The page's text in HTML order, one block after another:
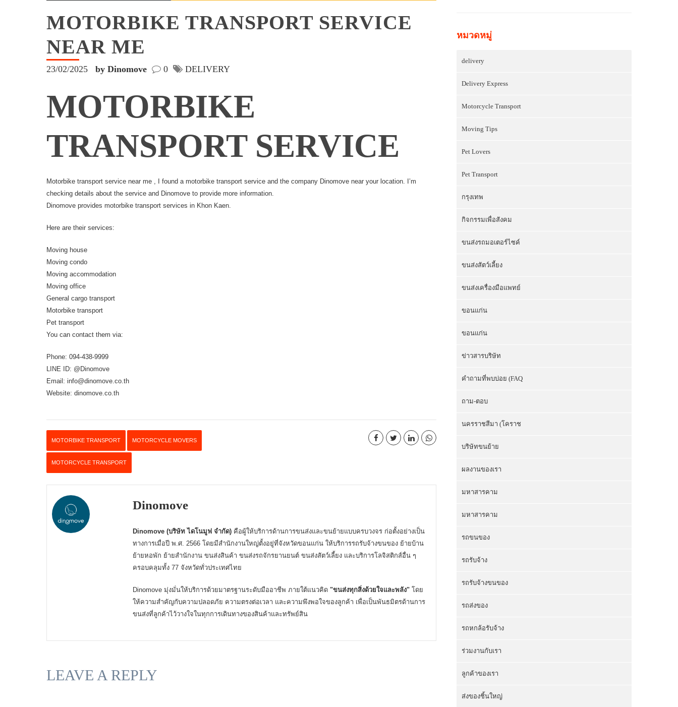
MOTORBIKE TRANSPORT SERVICE
NEAR ME
23/02/2025 by Dinomove 0 DELIVERY
MOTORBIKE
TRANSPORT SERVICE
Motorbike transport service near me , I found a motorbike transport service and the company Dinomove near your location. I’m
checking details about the service and Dinomove to provide more information.
Dinomove provides motorbike transport services in Khon Kaen.
Here are their services:
Moving house
Moving condo
Moving accommodation
Moving office
General cargo transport
Motorbike transport
Pet transport
You can contact them via:
Phone: 094-438-9999
LINE ID: @Dinomove
Email: info@dinomove.co.th
Website: dinomove.co.th
MOTORBIKE TRANSPORT MOTORCYCLE MOVERS
MOTORCYCLE TRANSPORT
Dinomove
Dinomove (บริษัท ไดโนมูฟ จำกัด) คือผู้ให้บริการด้านการขนส่งและขนย้ายแบบครบวงจร ก่อตั้งอย่างเป็น
ทางการเมื่อปี พ.ศ. 2566 โดยมีสำนักงานใหญ่ตั้งอยู่ที่จังหวัดขอนแก่น ให้บริการรถรับจ้างขนของ ย้ายบ้าน
ย้ายหอพัก ย้ายสำนักงาน ขนส่งสินค้า ขนส่งรถจักรยานยนต์ ขนส่งสัตว์เลี้ยง และบริการโลจิสติกส์อื่น ๆ
ครอบคลุมทั้ง 77 จังหวัดทั่วประเทศไทย
Dinomove มุ่งมั่นให้บริการด้วยมาตรฐานระดับมืออาชีพ ภายใต้แนวคิด "ขนส่งทุกสิ่งด้วยใจและพลัง" โดย
ให้ความสำคัญกับความปลอดภัย ความตรงต่อเวลา และความพึงพอใจของลูกค้า เพื่อเป็นพันธมิตรด้านการ
ขนส่งที่ลูกค้าไว้วางใจในทุกการเดินทางของสินค้าและทรัพย์สิน
LEAVE A REPLY
หมวดหมู่
delivery
Delivery Express
Motorcycle Transport
Moving Tips
Pet Lovers
Pet Transport
กรุงเทพ
กิจกรรมเพื่อสังคม
ขนส่งรถมอเตอร์ไซค์
ขนส่งสัตว์เลี้ยง
ขนส่งเครื่องมือแพทย์
ขอนแก่น
ขอนแก่น
ข่าวสารบริษัท
คำถามที่พบบ่อย (FAQ
ถาม-ตอบ
นครราชสีมา (โคราช
บริษัทขนย้าย
ผลงานของเรา
มหาสารคาม
มหาสารคาม
รถขนของ
รถรับจ้าง
รถรับจ้างขนของ
รถส่งของ
รถหกล้อรับจ้าง
ร่วมงานกับเรา
ลูกค้าของเรา
ส่งของชิ้นใหญ่